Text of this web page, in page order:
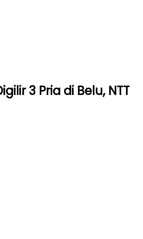
3 Pria di Belu, NTT